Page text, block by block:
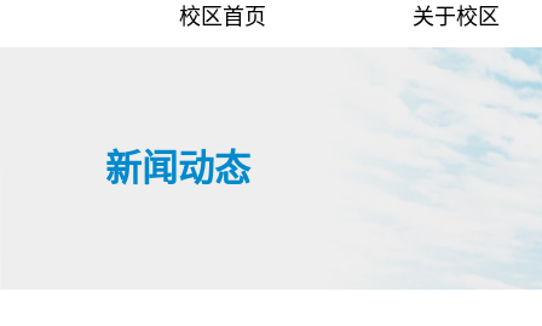
校区首页 关于校区
新闻动态